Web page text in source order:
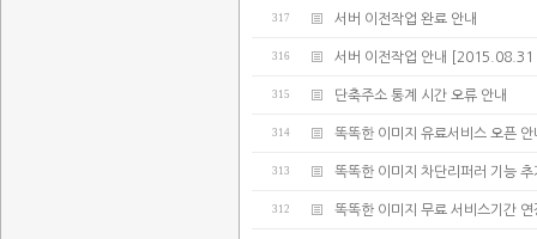
317 서버 이전작업 완료 안내
316 서버 이전작업 안내
315 단축주소 통계 시간 오류 안내
314 똑똑한 이미지 유료서비스 오픈 안
313 똑똑한 이미지 차단리퍼러 기능 추
312 똑똑한 이미지 무료 서비스기간 연